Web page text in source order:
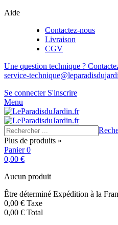
Aide
Contactez-nous
Livraison
CGV
Une question technique ?
service-
Se connecter S'inscrire
Menu
Plus de produits »
Panier 0
0,00 €
Aucun produit
Être déterminé Expédition à la
0,00 € Taxe
0,00 € Total